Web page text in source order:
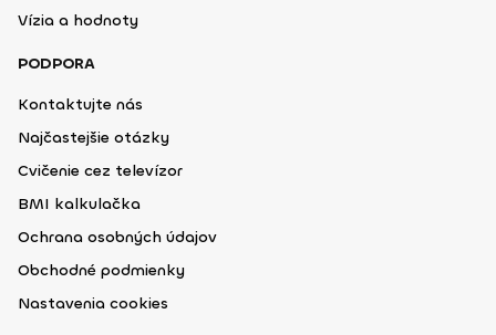
Vízia a hodnoty
PODPORA
Kontaktujte nás
Najčastejšie otázky
Cvičenie cez televízor
BMI kalkulačka
Ochrana osobných údajov
Obchodné podmienky
Nastavenia cookies